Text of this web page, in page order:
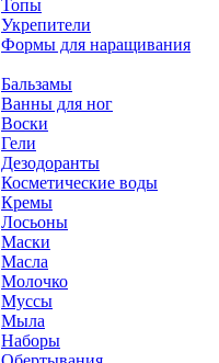
Топы
Укрепители
Формы для наращивания
Бальзамы
Ванны для ног
Воски
Гели
Дезодоранты
Косметические воды
Кремы
Лосьоны
Маски
Масла
Молочко
Муссы
Мыла
Наборы